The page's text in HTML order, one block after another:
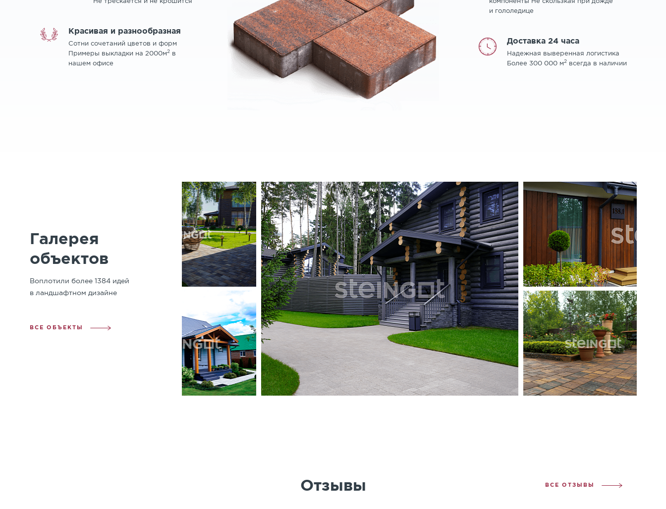
Красивая и разнообразная
Сотни сочетаний цветов и форм
Примеры выкладки на 2000м2в
нашем офисе
и гололедице
Доставка 24 часа
Надежная выверенная логистика
Более 300 000 м2всегда в наличии
Галерея
объектов
Воплотили более 1384 идей
в ландшафтном дизайне
ВСЕ ОБЪЕКТЫ
Отзывы ВСЕ ОТЗЫВЫ